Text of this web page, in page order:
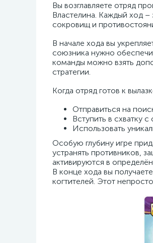
Вы возглавляете отряд
Властелина. Каждый ход
сокровищ и
В начале хода вы
союзника нужно
команды можно взять
стратегии.
Когда отряд готов к
Отправиться на
Вступить в схватку
Использовать
Особую глубину игре
устранять противников,
активируются в
В конце хода вы
когтителей. Этот